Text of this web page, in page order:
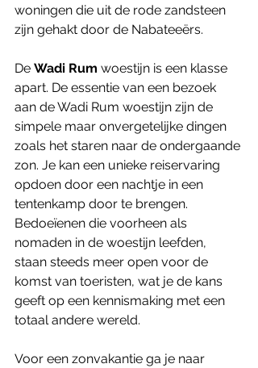
woningen die uit de rode zandsteen
zijn gehakt door de Nabateeërs.
De Wadi Rum woestijn is een klasse
apart. De essentie van een bezoek
aan de Wadi Rum woestijn zijn de
simpele maar onvergetelijke dingen
zoals het staren naar de ondergaande
zon. Je kan een unieke reiservaring
opdoen door een nachtje in een
tentenkamp door te brengen.
Bedoeïenen die voorheen als
nomaden in de woestijn leefden,
staan steeds meer open voor de
komst van toeristen, wat je de kans
geeft op een kennismaking met een
totaal andere wereld.
Voor een zonvakantie ga je naar